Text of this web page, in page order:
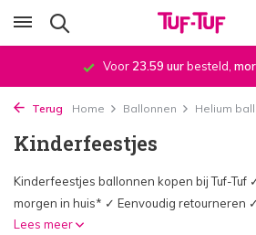
Voor23.59 uurbesteld,
Terug Home Ballonnen Helium
Kinderfeestjes
Kinderfeestjes ballonnen kopen bij Tuf-Tuf
morgen in huis* ✓ Eenvoudig retourneren
Lees meer